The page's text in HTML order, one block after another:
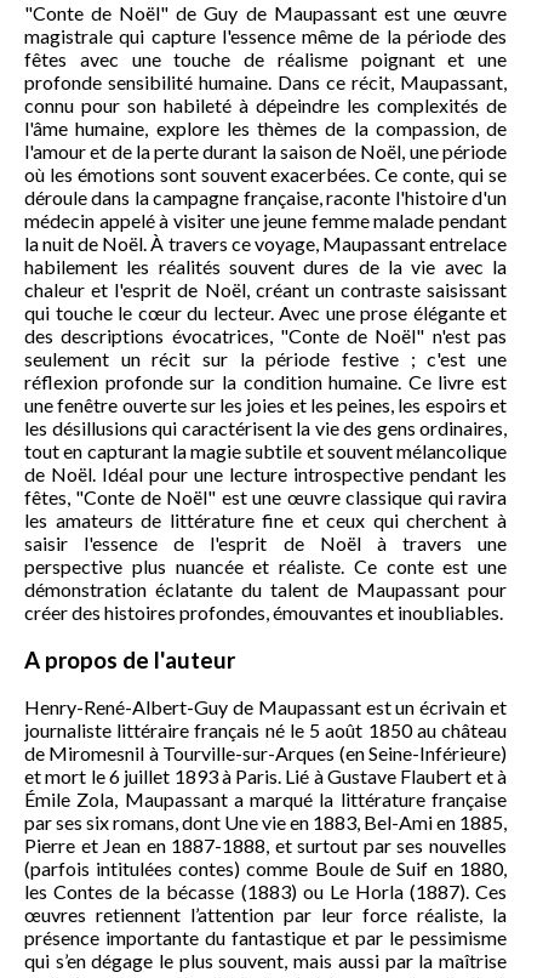
"Conte de Noël" de Guy de Maupassant est une œuvre
magistrale qui capture l'essence même de la période des
fêtes avec une touche de réalisme poignant et une
profonde sensibilité humaine. Dans ce récit, Maupassant,
connu pour son habileté à dépeindre les complexités de
l'âme humaine, explore les thèmes de la compassion, de
l'amour et de la perte durant la saison de Noël, une période
où les émotions sont souvent exacerbées. Ce conte, qui se
déroule dans la campagne française, raconte l'histoire d'un
médecin appelé à visiter une jeune femme malade pendant
la nuit de Noël. À travers ce voyage, Maupassant entrelace
habilement les réalités souvent dures de la vie avec la
chaleur et l'esprit de Noël, créant un contraste saisissant
qui touche le cœur du lecteur. Avec une prose élégante et
des descriptions évocatrices, "Conte de Noël" n'est pas
seulement un récit sur la période festive ; c'est une
réflexion profonde sur la condition humaine. Ce livre est
une fenêtre ouverte sur les joies et les peines, les espoirs et
les désillusions qui caractérisent la vie des gens ordinaires,
tout en capturant la magie subtile et souvent mélancolique
de Noël. Idéal pour une lecture introspective pendant les
fêtes, "Conte de Noël" est une œuvre classique qui ravira
les amateurs de littérature fine et ceux qui cherchent à
saisir l'essence de l'esprit de Noël à travers une
perspective plus nuancée et réaliste. Ce conte est une
démonstration éclatante du talent de Maupassant pour
créer des histoires profondes, émouvantes et inoubliables.
A propos de l'auteur
Henry-René-Albert-Guy de Maupassant est un écrivain et
journaliste littéraire français né le 5 août 1850 au château
de Miromesnil à Tourville-sur-Arques (en Seine-Inférieure)
et mort le 6 juillet 1893 à Paris. Lié à Gustave Flaubert et à
Émile Zola, Maupassant a marqué la littérature française
par ses six romans, dont Une vie en 1883, Bel-Ami en 1885,
Pierre et Jean en 1887-1888, et surtout par ses nouvelles
(parfois intitulées contes) comme Boule de Suif en 1880,
les Contes de la bécasse (1883) ou Le Horla (1887). Ces
œuvres retiennent l’attention par leur force réaliste, la
présence importante du fantastique et par le pessimisme
qui s’en dégage le plus souvent, mais aussi par la maîtrise